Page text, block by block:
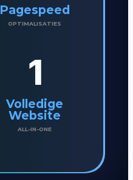
Pagespeed
OPTIMALISATIES
1
Volledige
Website
ALL-IN-ONE